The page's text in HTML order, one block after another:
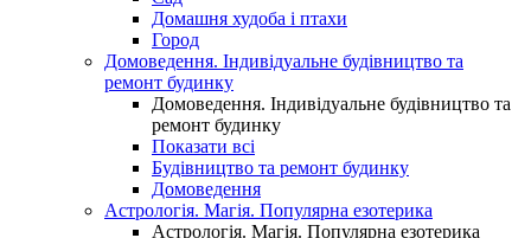
Домашня худоба і птахи
Город
Домоведення. Індивідуальне будівництво та
ремонт будинку
Домоведення. Індивідуальне будівництво та
ремонт будинку
Показати всі
Будівництво та ремонт будинку
Домоведення
Астрологія. Магія. Популярна езотерика
Астрологія. Магія. Популярна езотерика